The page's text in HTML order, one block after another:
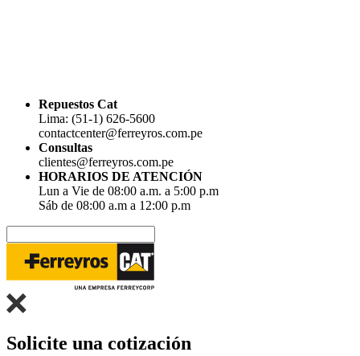
Repuestos Cat
Lima: (51-1) 626-5600
contactcenter@ferreyros.com.pe
Consultas
clientes@ferreyros.com.pe
HORARIOS DE ATENCIÓN
Lun a Vie de 08:00 a.m. a 5:00 p.m
Sáb de 08:00 a.m a 12:00 p.m
Solicite una cotización